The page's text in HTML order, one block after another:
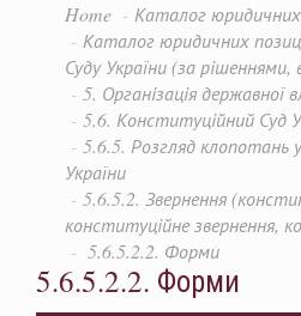
Home
Каталог юридичних
Каталог юридичних
Суду України (за рішеннями,
5. Організація державної
5.6. Конституційний Суд
5.6.5. Розгляд клопотань
України
5.6.5.2. Звернення
конституційне звернення,
5.6.5.2.2. Форми
5.6.5.2.2. Форми